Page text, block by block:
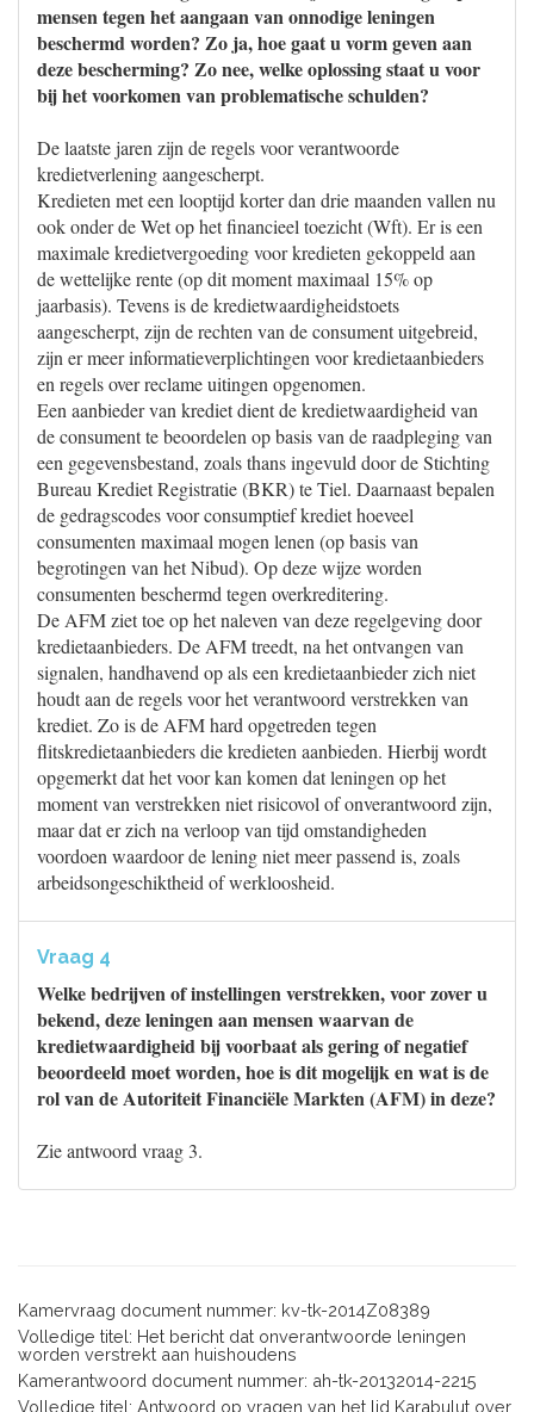
mensen tegen het aangaan van onnodige leningen
beschermd worden? Zo ja, hoe gaat u vorm geven aan
deze bescherming? Zo nee, welke oplossing staat u voor
bij het voorkomen van problematische schulden?
De laatste jaren zijn de regels voor verantwoorde
kredietverlening aangescherpt.
Kredieten met een looptijd korter dan drie maanden vallen nu
ook onder de Wet op het financieel toezicht (Wft). Er is een
maximale kredietvergoeding voor kredieten gekoppeld aan
de wettelijke rente (op dit moment maximaal 15% op
jaarbasis). Tevens is de kredietwaardigheidstoets
aangescherpt, zijn de rechten van de consument uitgebreid,
zijn er meer informatieverplichtingen voor kredietaanbieders
en regels over reclame uitingen opgenomen.
Een aanbieder van krediet dient de kredietwaardigheid van
de consument te beoordelen op basis van de raadpleging van
een gegevensbestand, zoals thans ingevuld door de Stichting
Bureau Krediet Registratie (BKR) te Tiel. Daarnaast bepalen
de gedragscodes voor consumptief krediet hoeveel
consumenten maximaal mogen lenen (op basis van
begrotingen van het Nibud). Op deze wijze worden
consumenten beschermd tegen overkreditering.
De AFM ziet toe op het naleven van deze regelgeving door
kredietaanbieders. De AFM treedt, na het ontvangen van
signalen, handhavend op als een kredietaanbieder zich niet
houdt aan de regels voor het verantwoord verstrekken van
krediet. Zo is de AFM hard opgetreden tegen
flitskredietaanbieders die kredieten aanbieden. Hierbij wordt
opgemerkt dat het voor kan komen dat leningen op het
moment van verstrekken niet risicovol of onverantwoord zijn,
maar dat er zich na verloop van tijd omstandigheden
voordoen waardoor de lening niet meer passend is, zoals
arbeidsongeschiktheid of werkloosheid.
Vraag 4
Welke bedrijven of instellingen verstrekken, voor zover u
bekend, deze leningen aan mensen waarvan de
kredietwaardigheid bij voorbaat als gering of negatief
beoordeeld moet worden, hoe is dit mogelijk en wat is de
rol van de Autoriteit Financiële Markten (AFM) in deze?
Zie antwoord vraag 3.
Kamervraag document nummer: kv-tk-2014Z08389
Volledige titel: Het bericht dat onverantwoorde leningen
worden verstrekt aan huishoudens
Kamerantwoord document nummer: ah-tk-20132014-2215
Volledige titel: Antwoord op vragen van het lid Karabulut over